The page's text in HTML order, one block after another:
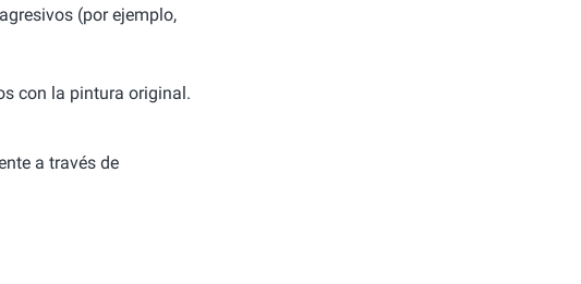
(por ejemplo,
con la pintura original.
a través de